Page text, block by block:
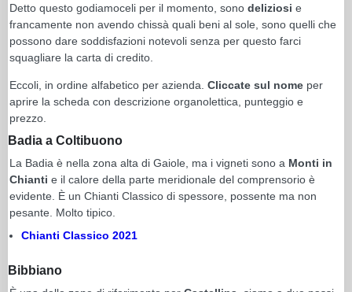
Detto questo godiamoceli per il momento, sono deliziosi e
francamente non avendo chissà quali beni al sole, sono quelli che
possono dare soddisfazioni notevoli senza per questo farci
squagliare la carta di credito.
Eccoli, in ordine alfabetico per azienda. Cliccate sul nome per
aprire la scheda con descrizione organolettica, punteggio e
prezzo.
Badia a Coltibuono
La Badia è nella zona alta di Gaiole, ma i vigneti sono a Monti in
Chianti e il calore della parte meridionale del comprensorio è
evidente. È un Chianti Classico di spessore, possente ma non
pesante. Molto tipico.
Chianti Classico 2021
Bibbiano